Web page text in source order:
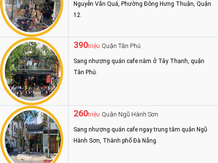
Nguyễn Văn Quá, Phường Đông Hưng Thuận, Quận
12.
390triệu Quận Tân Phú
Sang nhượng quán cafe nằm ở Tây Thạnh, quận
Tân Phú.
260triệu Quận Ngũ Hành Sơn
Sang nhượng quán cafe ngay trung tâm quận Ngũ
Hành Sơn, Thành phố Đà Nẵng.